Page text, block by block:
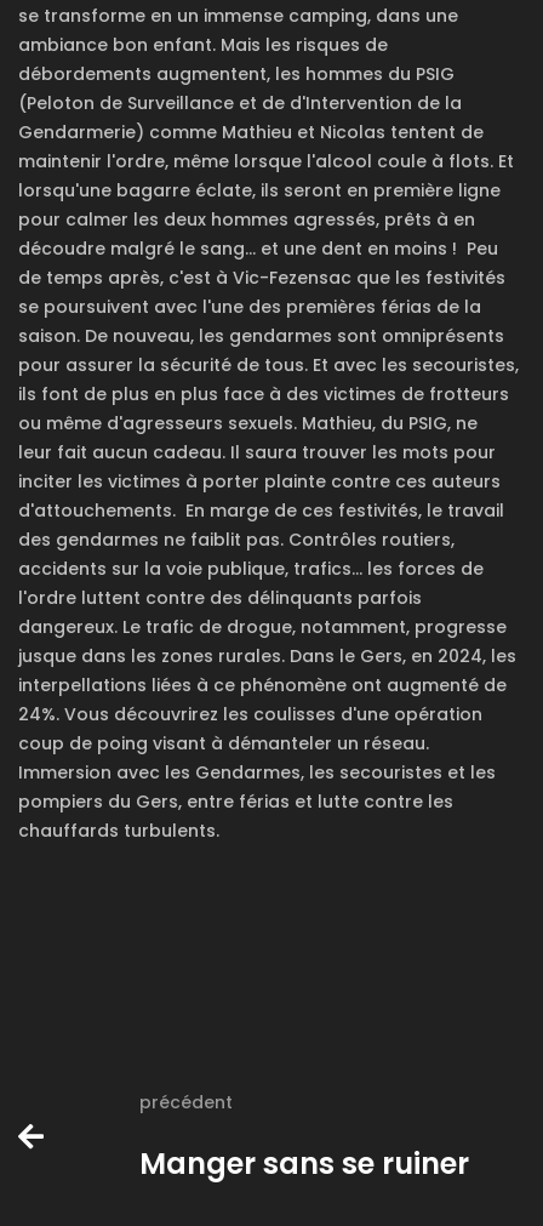
se transforme en un immense camping, dans une
ambiance bon enfant. Mais les risques de
débordements augmentent, les hommes du PSIG
(Peloton de Surveillance et de d'Intervention de la
Gendarmerie) comme Mathieu et Nicolas tentent de
maintenir l'ordre, même lorsque l'alcool coule à flots. Et
lorsqu'une bagarre éclate, ils seront en première ligne
pour calmer les deux hommes agressés, prêts à en
découdre malgré le sang... et une dent en moins ! Peu
de temps après, c'est à Vic-Fezensac que les festivités
se poursuivent avec l'une des premières férias de la
saison. De nouveau, les gendarmes sont omniprésents
pour assurer la sécurité de tous. Et avec les secouristes,
ils font de plus en plus face à des victimes de frotteurs
ou même d'agresseurs sexuels. Mathieu, du PSIG, ne
leur fait aucun cadeau. Il saura trouver les mots pour
inciter les victimes à porter plainte contre ces auteurs
d'attouchements. En marge de ces festivités, le travail
des gendarmes ne faiblit pas. Contrôles routiers,
accidents sur la voie publique, trafics... les forces de
l'ordre luttent contre des délinquants parfois
dangereux. Le trafic de drogue, notamment, progresse
jusque dans les zones rurales. Dans le Gers, en 2024, les
interpellations liées à ce phénomène ont augmenté de
24%. Vous découvrirez les coulisses d'une opération
coup de poing visant à démanteler un réseau.
Immersion avec les Gendarmes, les secouristes et les
pompiers du Gers, entre férias et lutte contre les
chauffards turbulents.
précédent
Manger sans se ruiner